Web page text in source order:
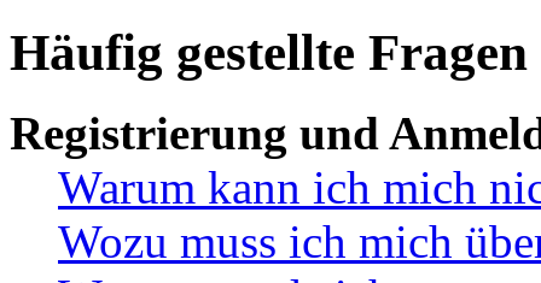
Häufig gestellte Fragen
Registrierung und
Warum kann ich mich
Wozu muss ich mich